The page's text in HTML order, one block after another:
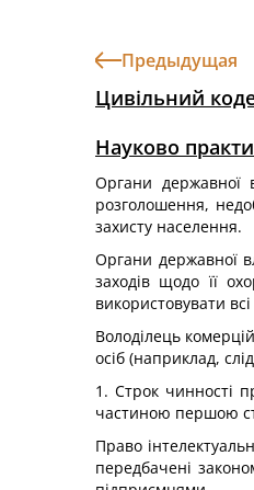
Предыдущая
Цивільний
Науково
Органи державної
розголошення,
захисту населення.
Органи державної
заходів щодо її
використовувати
Володілець
осіб (наприклад,
1. Строк чинності
частиною першою
Право
передбачені